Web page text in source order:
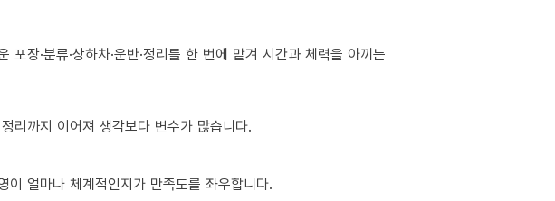
장·분류·상하차·운반·정리를 한 번에 맡겨 시간과 체력을 아끼는
리까지 이어져 생각보다 변수가 많습니다.
얼마나 체계적인지가 만족도를 좌우합니다.